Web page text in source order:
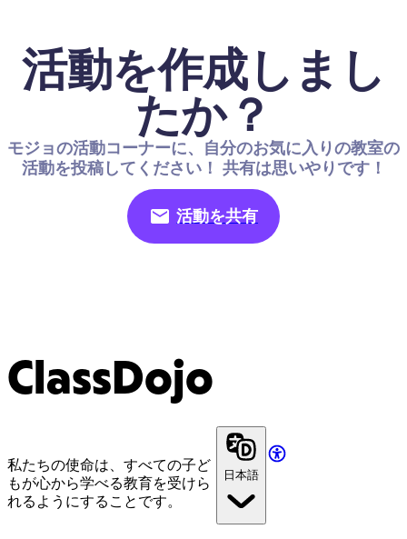
活動を作成しまし
たか？
モジョの活動コーナーに、自分のお気に入りの教室の
活動を投稿してください！ 共有は思いやりです！
活動を共有
ClassDojo
私たちの使命は、すべての子ど
もが心から学べる教育を受けら
れるようにすることです。
日本語